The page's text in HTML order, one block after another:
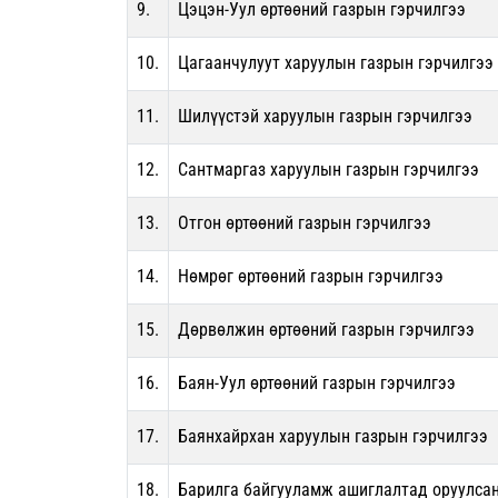
9. Цэцэн-Уул өртөөний газрын гэрчилгээ
10. Цагаанчулуут харуулын газрын гэрчилгээ
11. Шилүүстэй харуулын газрын гэрчилгээ
12. Сантмаргаз харуулын газрын гэрчилгээ
13. Отгон өртөөний газрын гэрчилгээ
14. Нөмрөг өртөөний газрын гэрчилгээ
15. Дөрвөлжин өртөөний газрын гэрчилгээ
16. Баян-Уул өртөөний газрын гэрчилгээ
17. Баянхайрхан харуулын газрын гэрчилгээ
18. Барилга байгууламж ашиглалтад